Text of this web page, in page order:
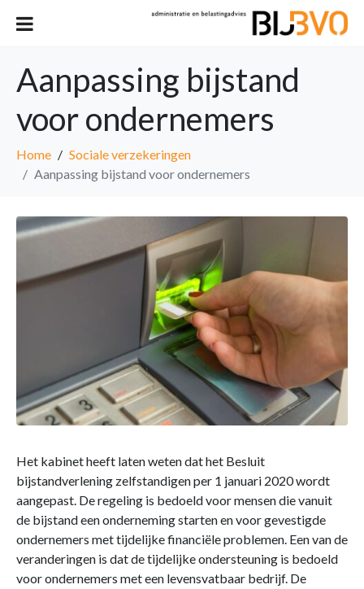
Aanpassing bijstand
voor ondernemers
Home
Sociale verzekeringen
Aanpassing bijstand voor ondernemers
Het kabinet heeft laten weten dat het Besluit
bijstandverlening zelfstandigen per 1 januari 2020 wordt
aangepast. De regeling is bedoeld voor mensen die vanuit
de bijstand een onderneming starten en voor gevestigde
ondernemers met tijdelijke financiële problemen. Een van de
veranderingen is dat de tijdelijke ondersteuning is bedoeld
voor ondernemers met een levensvatbaar bedrijf. De